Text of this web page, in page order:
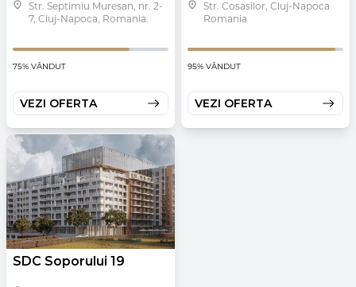
Str. Septimiu Muresan, nr. 2-
7, Cluj-Napoca, Romania.
75% VÂNDUT
VEZI OFERTA
Str. Cosasilor, Cluj-Napoca
Romania
95% VÂNDUT
VEZI OFERTA
SDC Soporului 19